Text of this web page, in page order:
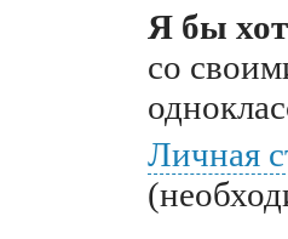
Я бы
со
Личная